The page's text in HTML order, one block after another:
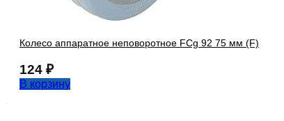
Колесо аппаратное неповоротное FCg 92 75 мм (F)
124 ₽
В корзину